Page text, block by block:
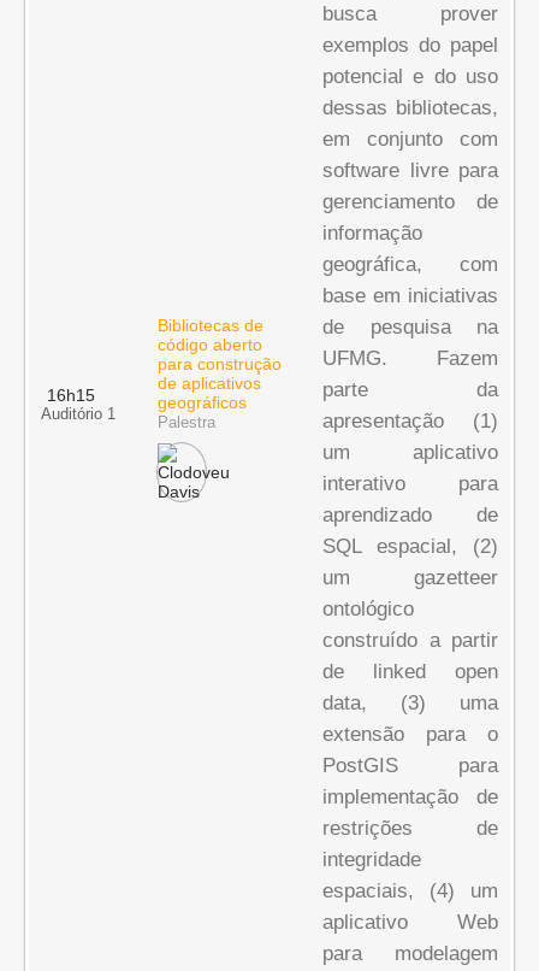
16h15
Auditório 1
Bibliotecas de
código aberto
para construção
de aplicativos
geográficos
Palestra
busca prover
exemplos do papel
potencial e do uso
dessas bibliotecas,
em conjunto com
software livre para
gerenciamento de
informação
geográfica, com
base em iniciativas
de pesquisa na
UFMG. Fazem
parte da
apresentação (1)
um aplicativo
interativo para
aprendizado de
SQL espacial, (2)
um gazetteer
ontológico
construído a partir
de linked open
data, (3) uma
extensão para o
PostGIS para
implementação de
restrições de
integridade
espaciais, (4) um
aplicativo Web
para modelagem